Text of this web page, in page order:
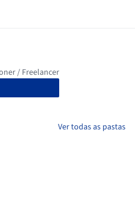
Ver todas as pastas